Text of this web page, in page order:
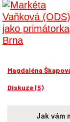
Magdaléna
Diskuze (5)
Jak vám